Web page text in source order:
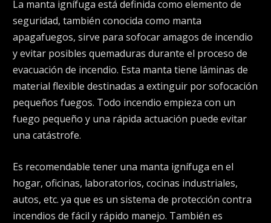
La manta ignífuga está definida como elemento de
seguridad, también conocida como manta
apagafuegos, sirve para sofocar amagos de incendio
y evitar posibles quemaduras durante el proceso de
evacuación de incendio. Esta manta tiene láminas de
material flexible destinadas a extinguir por sofocación
pequeños fuegos. Todo incendio empieza con un
fuego pequeño y una rápida actuación puede evitar
una catástrofe.
Es recomendable tener una manta ignífuga en el
hogar, oficinas, laboratorios, cocinas industriales,
autos, etc. ya que es un sistema de protección contra
incendios de fácil y rápido manejo. También es